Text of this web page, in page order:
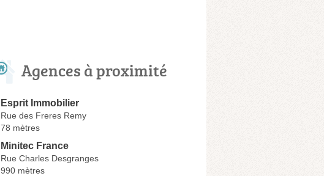
Agences à proximité
Esprit Immobilier
Rue des Freres Remy
78 mètres
Minitec France
Rue Charles Desgranges
990 mètres